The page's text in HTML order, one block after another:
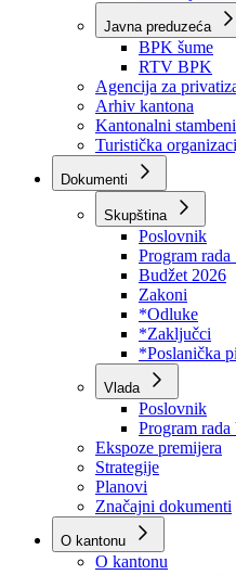
Direkcija za
Direkcija za
Direkcija za
Javna preduzeća
BPK šume
RTV BPK
Agencija za
Arhiv kantona
Kantonalni stambeni
Turistička
Dokumenti
Skupština
Poslovnik
Program rada
Budžet 2026
Zakoni
*Odluke
*Zaključci
*Poslanička
Vlada
Poslovnik
Program rada
Ekspoze premijera
Strategije
Planovi
Značajni dokumenti